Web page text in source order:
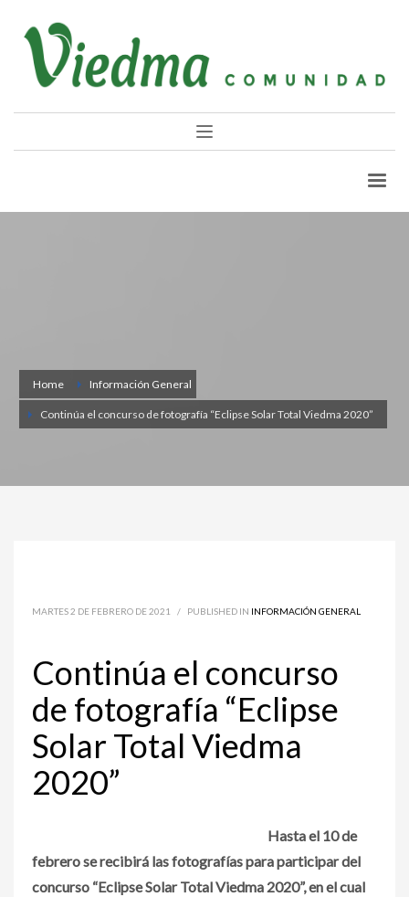
Home Información General
Continúa el concurso de fotografía “Eclipse Solar Total Viedma 2020”
MARTES 2 DE FEBRERO DE 2021 / PUBLISHED IN INFORMACIÓN GENERAL
Continúa el concurso
de fotografía “Eclipse
Solar Total Viedma
2020”
Hasta el 10 de
febrero se recibirá las fotografías para participar del
concurso “Eclipse Solar Total Viedma 2020”, en el cual